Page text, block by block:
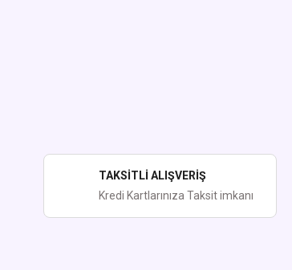
Ürün fiyatı diğer sitelerden daha pahalı.
Bu ürüne benzer farklı alternatifler olmalı.
TAKSİTLİ ALIŞVERİŞ
Kredi Kartlarınıza Taksit imkanı